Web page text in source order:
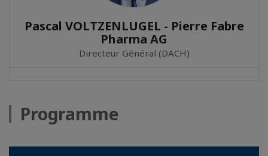
Pascal VOLTZENLUGEL - Pierre Fabre
Pharma AG
Directeur Général (DACH)
Programme